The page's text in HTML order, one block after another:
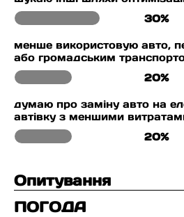
30%
менше використовую авто,
або громадським
20%
думаю про заміну авто на
автівку з меншими
20%
Опитування
ПОГОДА